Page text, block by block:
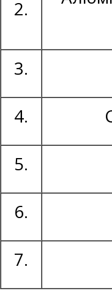
2.
3.
4.
5.
6.
7.